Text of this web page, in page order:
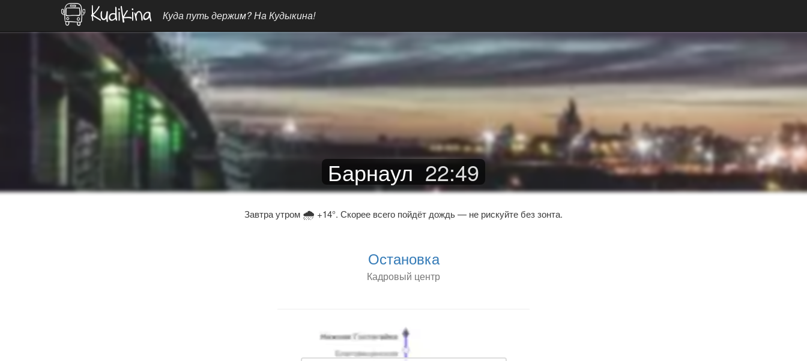
Куда путь держим? На Кудыкина!
Барнаул 22:49
Завтра утром 🌧 +14°. Скорее всего пойдёт дождь — не рискуйте без зонта.
Остановка
Кадровый центр